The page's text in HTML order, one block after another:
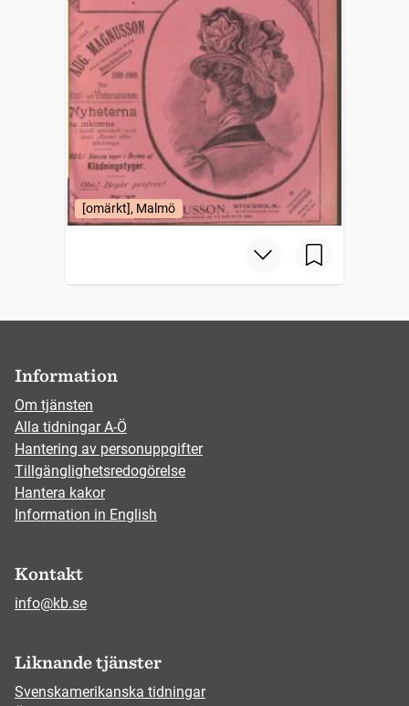
[omärkt], Malmö
Information
Om tjänsten
Alla tidningar A-Ö
Hantering av personuppgifter
Tillgänglighetsredogörelse
Hantera kakor
Information in English
Kontakt
info@kb.se
Liknande tjänster
Svenskamerikanska tidningar